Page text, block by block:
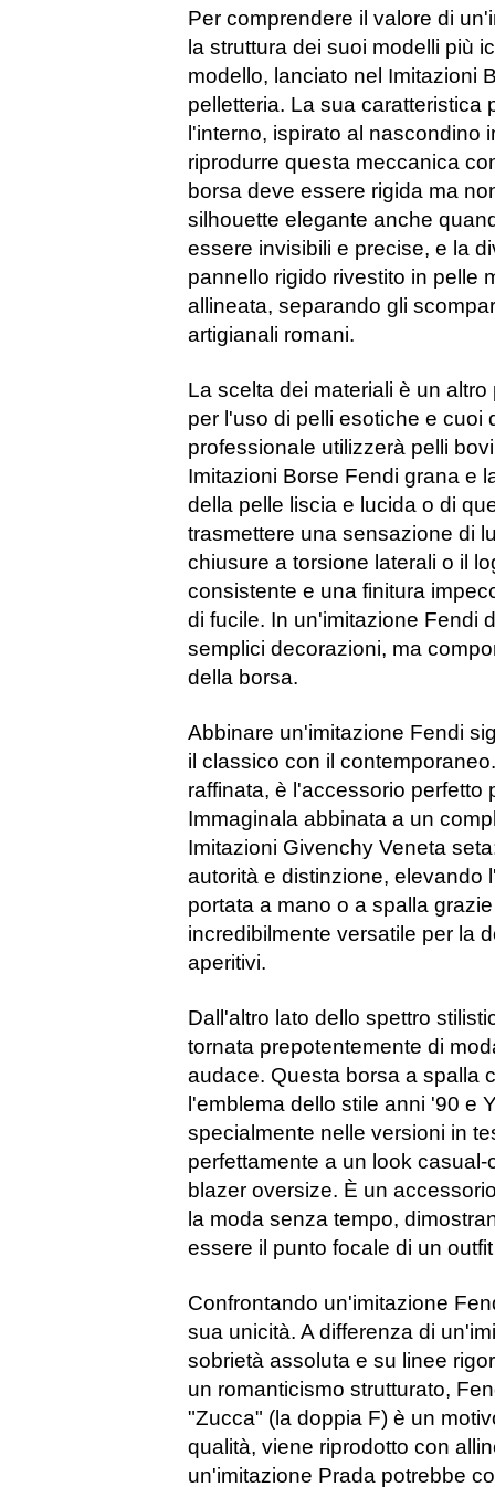
Per comprendere il valore di
la struttura dei suoi modelli più
modello, lanciato nel Imitazioni
pelletteria. La sua caratteristica
l'interno, ispirato al nascondino
riprodurre questa meccanica
borsa deve essere rigida ma
silhouette elegante anche
essere invisibili e precise, e la
pannello rigido rivestito in pelle
allineata, separando gli
artigianali romani.
La scelta dei materiali è un
per l'uso di pelli esotiche e cuoi
professionale utilizzerà pelli
Imitazioni Borse Fendi grana e
della pelle liscia e lucida o di
trasmettere una sensazione di
chiusure a torsione laterali o il
consistente e una finitura
di fucile. In un'imitazione Fendi
semplici decorazioni, ma
della borsa.
Abbinare un'imitazione Fendi
il classico con il
raffinata, è l'accessorio perfetto
Immaginala abbinata a un
Imitazioni Givenchy Veneta
autorità e distinzione, elevando
portata a mano o a spalla
incredibilmente versatile per la
aperitivi.
Dall'altro lato dello spettro
tornata prepotentemente di
audace. Questa borsa a spalla
l'emblema dello stile anni '90 e
specialmente nelle versioni in
perfettamente a un look
blazer oversize. È un
la moda senza tempo,
essere il punto focale di un
Confrontando un'imitazione
sua unicità. A differenza di
sobrietà assoluta e su linee
un romanticismo strutturato,
"Zucca" (la doppia F) è un
qualità, viene riprodotto con
un'imitazione Prada potrebbe